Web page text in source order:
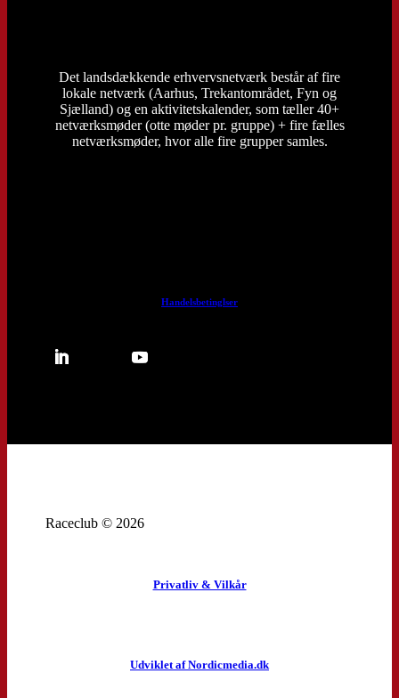
Det landsdækkende erhvervsnetværk består af fire
lokale netværk (Aarhus, Trekantområdet, Fyn og
Sjælland) og en aktivitetskalender, som tæller 40+
netværksmøder (otte møder pr. gruppe) + fire fælles
netværksmøder, hvor alle fire grupper samles.
Handelsbetinglser
Raceclub © 2026
Privatliv & Vilkår
Udviklet af Nordicmedia.dk